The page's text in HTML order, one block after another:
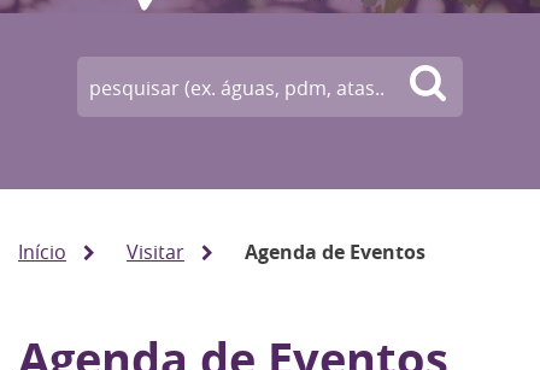
Início Visitar Agenda de Eventos